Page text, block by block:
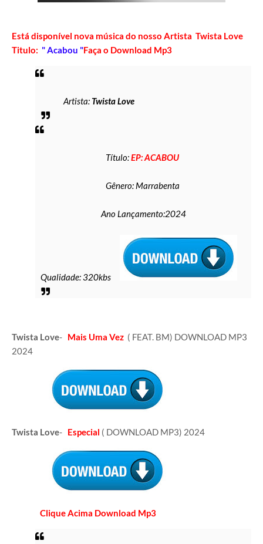
Está disponível nova música do nosso Artista Twista Love
Titulo: " Acabou "Faça o Download Mp3
Artista: Twista Love
Título:EP: ACABOU
Gênero: Marrabenta
Ano Lançamento:2024
Qualidade: 320kbs
Twista Love- Mais Uma Vez ( FEAT. BM) DOWNLOAD MP3
2024
Twista Love- Especial ( DOWNLOAD MP3) 2024
Clique Acima Download Mp3